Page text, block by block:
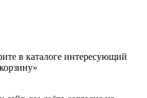
в каталоге интересующий